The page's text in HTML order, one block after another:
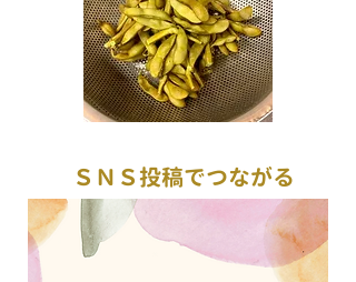
ＳＮＳ投稿でつながる